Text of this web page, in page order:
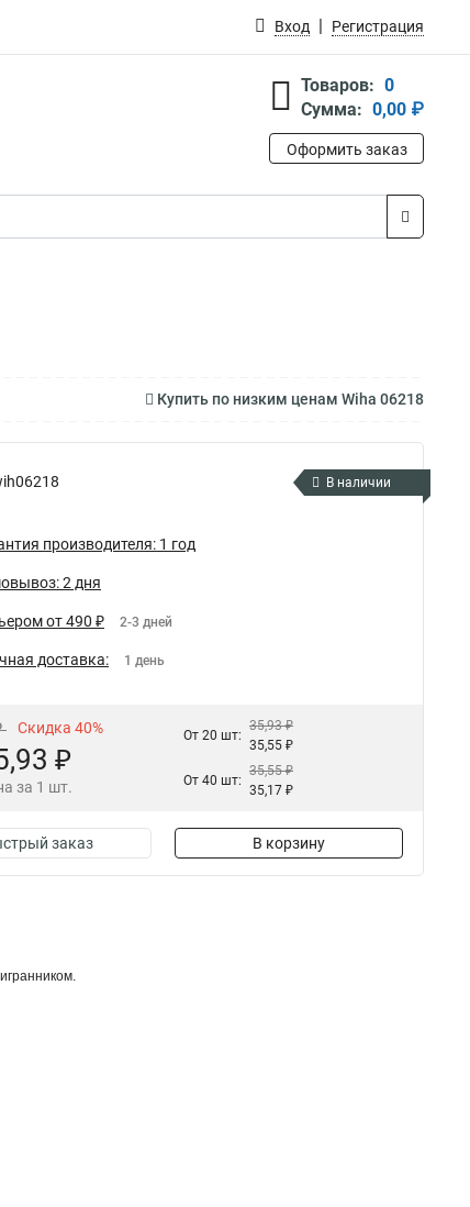
Вход Регистрация
Товаров: 0
Сумма: 0,00 ₽
Оформить заказ
Купить по низким ценам Wiha 06218
В наличии
производителя: 1 год
2 дня
от 490 ₽ 2-3 дней
доставка: 1 день
Скидка 40%
₽
за 1 шт.
От 20 шт:
35,93 ₽
35,55 ₽
От 40 шт:
35,55 ₽
35,17 ₽
заказ В корзину